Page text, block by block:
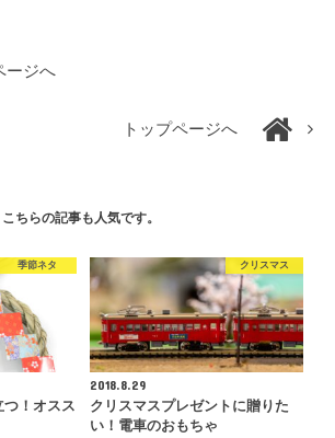
ージへ
トップページへ
こちらの記事も人気です。
季節ネタ
つ！オスス
クリスマス
2018.8.29
クリスマスプレゼントに贈りた
い！電車のおもちゃ